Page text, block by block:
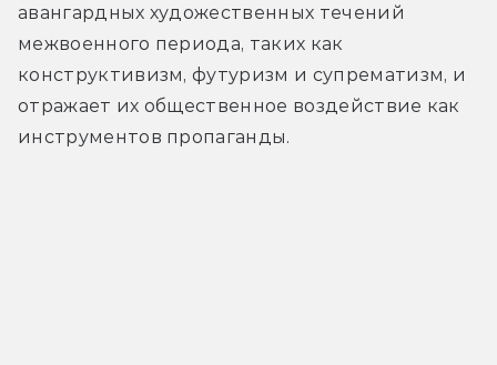
авангардных художественных течений
межвоенного периода, таких как
конструктивизм, футуризм и супрематизм, и
отражает их общественное воздействие как
инструментов пропаганды.